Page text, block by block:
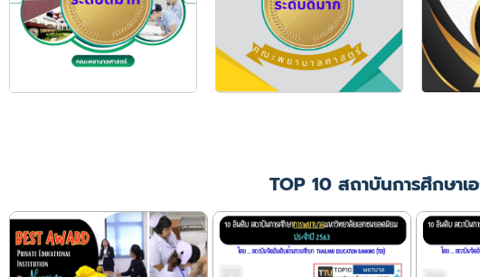
TOP 10 สถาบันการศึกษา